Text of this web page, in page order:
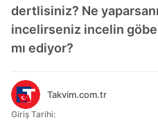
dertlisiniz? Ne
incelirseniz incelin
mı ediyor?
Takvim.com.tr
Giriş Tarihi: